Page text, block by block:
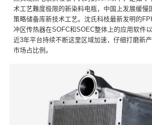
术工艺難度极限的新染料电瓶，中国上发展缓慢
策略储备库新技术工艺。沈氏科枝最新发明的
冲区传热器在SOFC和SOEC整体上的应用软件
近3年平台持续不断这里区域加速，仔细打磨新
市场占比例。